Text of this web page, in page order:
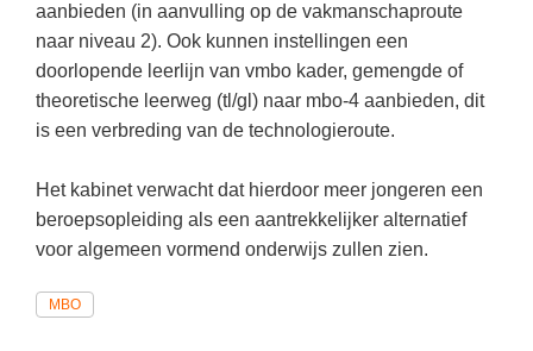
Utrecht
Almere(23)
Dordrecht (21)
Zoetermeer(13)
Amersfoort(11)
Informatica
Klassieke Talen
Maatschappijleer
Muziek
Natuurkunde
Lesmateriaal gebaseerd op
(hersen)onderzoek
Meesterbaan onderwijsvacatures
Biologie
Examentraining
Frans
aanbieden (in aanvulling op de vakmanschaproute
naar niveau 2). Ook kunnen instellingen een
doorlopende leerlijn van vmbo kader, gemengde of
theoretische leerweg (tl/gl) naar mbo-4 aanbieden, dit
is een verbreding van de technologieroute.
Het kabinet verwacht dat hierdoor meer jongeren een
beroepsopleiding als een aantrekkelijker alternatief
voor algemeen vormend onderwijs zullen zien.
MBO